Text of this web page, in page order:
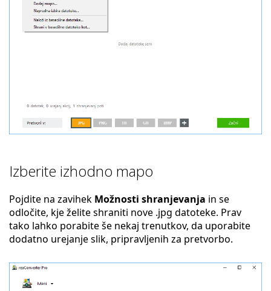
Izberite izhodno mapo
Pojdite na zavihek Možnosti shranjevanja in se
odločite, kje želite shraniti nove .jpg datoteke. Prav
tako lahko porabite še nekaj trenutkov, da uporabite
dodatno urejanje slik, pripravljenih za pretvorbo.